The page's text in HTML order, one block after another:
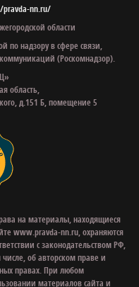
nn.ru/
области
по надзору в сфере связи,
(Роскомнадзор).
область,
д.151 Б, помещение 5
на материалы, находящиеся
www.pravda-nn.ru, охраняются
с законодательством РФ,
об авторском праве и
правах. При любом
материалов сайта и